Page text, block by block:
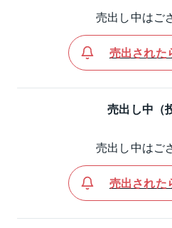
売出し中はご
売出された
売出し中（
売出し中はご
売出された